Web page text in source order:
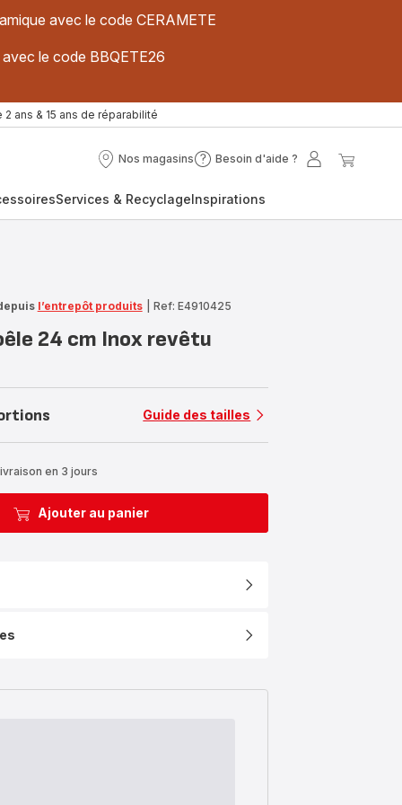
avec le code CERAMETE
le code BBQETE26
2 ans & 15 ans de réparabilité
Nos magasins
Nos
Besoin d'aide ?
Besoin
?
Mon
Services & RecyclageInspirations
l’entrepôt produits Ref: E4910425
24 cm Inox revêtu
Guide des tailles
en 3 jours
Ajouter au panier